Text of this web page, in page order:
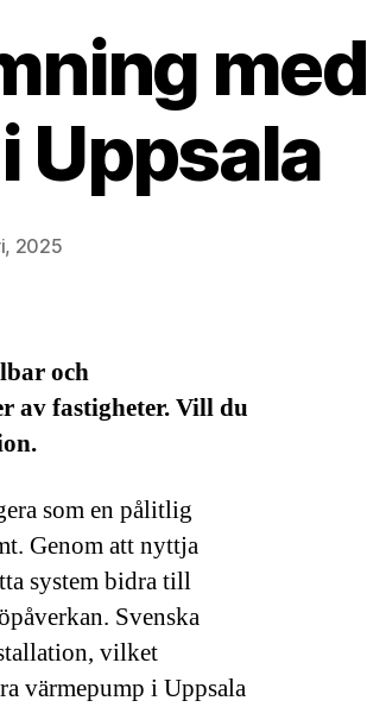
med
Uppsala
2025
och
av fastigheter. Vill du
som en pålitlig
Genom att nyttja
system bidra till
Svenska
vilket
värmepump i Uppsala